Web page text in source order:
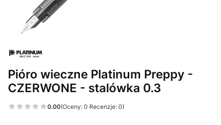
Pióro wieczne Platinum Preppy -
CZERWONE - stalówka 0.3
0.00(Oceny: 0 Recenzje: 0)